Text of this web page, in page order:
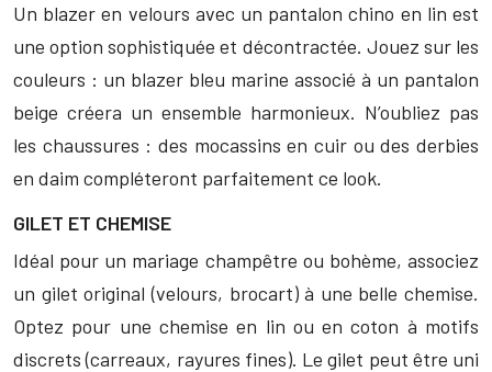
Un blazer en velours avec un pantalon chino en lin est
une option sophistiquée et décontractée. Jouez sur les
couleurs : un blazer bleu marine associé à un pantalon
beige créera un ensemble harmonieux. N’oubliez pas
les chaussures : des mocassins en cuir ou des derbies
en daim compléteront parfaitement ce look.
GILET ET CHEMISE
Idéal pour un mariage champêtre ou bohème, associez
un gilet original (velours, brocart) à une belle chemise.
Optez pour une chemise en lin ou en coton à motifs
discrets (carreaux, rayures fines). Le gilet peut être uni